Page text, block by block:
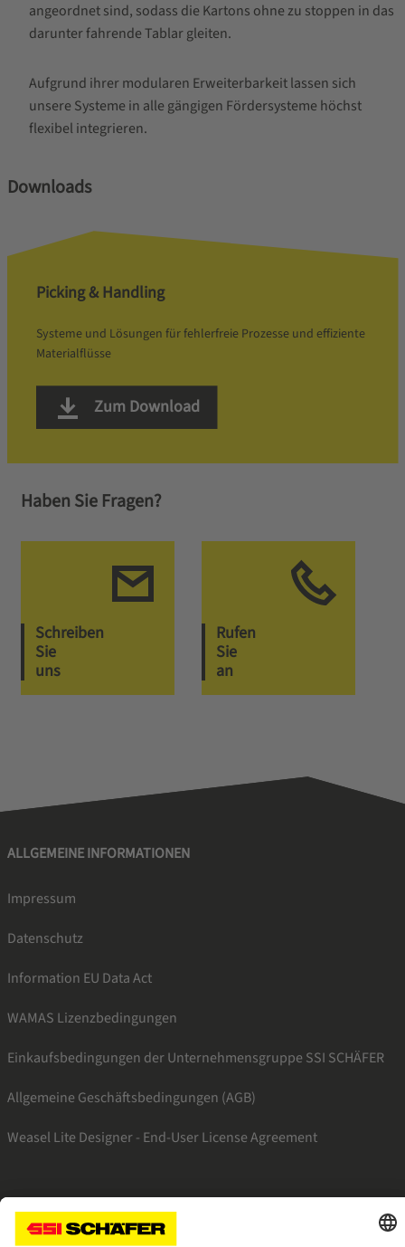
angeordnet sind, sodass die Kartons ohne zu stoppen in das
darunter fahrende Tablar gleiten.
Aufgrund ihrer modularen Erweiterbarkeit lassen sich
unsere Systeme in alle gängigen Fördersysteme höchst
flexibel integrieren.
Downloads
Picking & Handling
Systeme und Lösungen für fehlerfreie Prozesse und effiziente
Materialflüsse
Zum Download
Haben Sie Fragen?
Schreiben
Sie
uns
Rufen
Sie
an
ALLGEMEINE INFORMATIONEN
Impressum
Datenschutz
Information EU Data Act
WAMAS Lizenzbedingungen
Einkaufsbedingungen der Unternehmensgruppe SSI SCHÄFER
Allgemeine Geschäftsbedingungen (AGB)
Weasel Lite Designer - End-User License Agreement
SSI facebookSSI youtubeSSI linkedin